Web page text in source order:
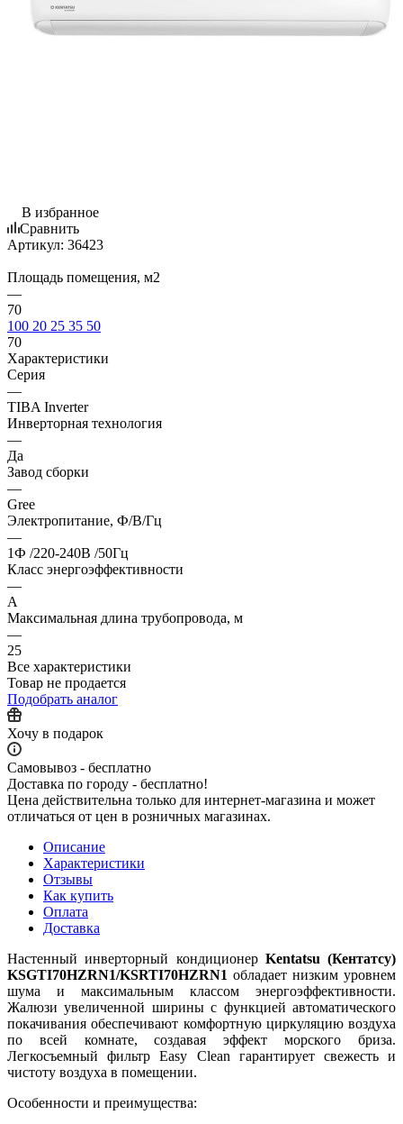
В избранное
Сравнить
Артикул: 36423
Площадь помещения, м2
—
70
100 20 25 35 50
70
Характеристики
Серия
—
TIBA Inverter
Инверторная технология
—
Да
Завод сборки
—
Gree
Электропитание, Ф/В/Гц
—
1Ф /220-240В /50Гц
Класс энергоэффективности
—
A
Максимальная длина трубопровода, м
—
25
Все характеристики
Товар не продается
Подобрать аналог
Хочу в подарок
Самовывоз - бесплатно
Доставка по городу - бесплатно!
Цена действительна только для интернет-магазина и может
отличаться от цен в розничных магазинах.
Описание
Характеристики
Отзывы
Как купить
Оплата
Доставка
Настенный инверторный кондиционерKentatsu (Кентатсу)
KSGTI70HZRN1/KSRTI70HZRN1 обладает низким уровнем
шума и максимальным классом энергоэффективности.
Жалюзи увеличенной ширины с функцией автоматического
покачивания обеспечивают комфортную циркуляцию воздуха
по всей комнате, создавая эффект морского бриза.
Легкосъемный фильтр Easy Clean гарантирует свежесть и
чистоту воздуха в помещении.
Особенности и преимущества: